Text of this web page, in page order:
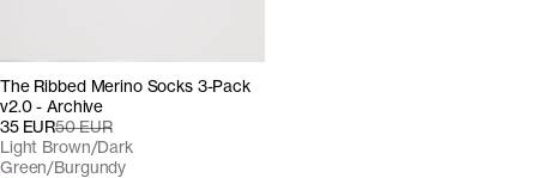
The Ribbed Merino Socks 3-Pack
v2.0 - Archive
35 EUR50 EUR
Light Brown/Dark
Green/Burgundy